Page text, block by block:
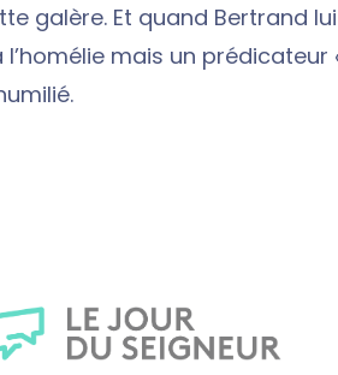
galère. Et quand Bertrand
l’homélie mais un